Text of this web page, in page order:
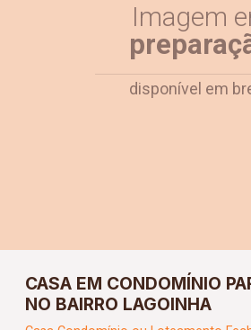
Imagem
disponível em
CASA EM CONDOMÍNIO
NO BAIRRO LAGOINHA